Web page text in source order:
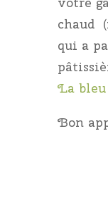
chaud
qui a
La bleu
Bon